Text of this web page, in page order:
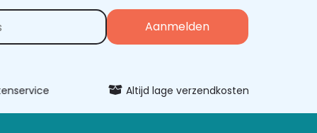
Altijd lage verzendkosten